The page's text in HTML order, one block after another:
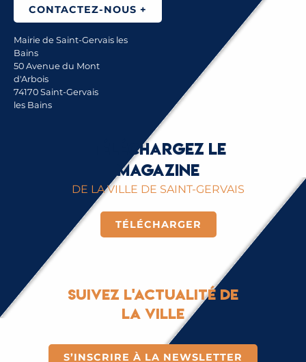
CONTACTEZ-NOUS +
Mairie de Saint-Gervais les
Bains
50 Avenue du Mont
d'Arbois
74170 Saint-Gervais
les Bains
Téléchargez le
magazine
DE LA VILLE DE SAINT-GERVAIS
TÉLÉCHARGER
Suivez l'actualité de
la ville
S’INSCRIRE À LA NEWSLETTER